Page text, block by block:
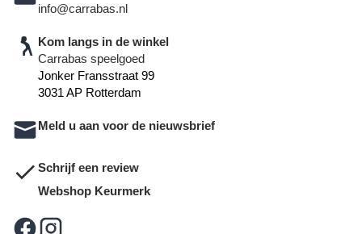
info@carrabas.nl
Kom langs in de winkel
Carrabas speelgoed
Jonker Fransstraat 99
3031 AP Rotterdam
Meld u aan voor de nieuwsbrief
Schrijf een review
Webshop Keurmerk